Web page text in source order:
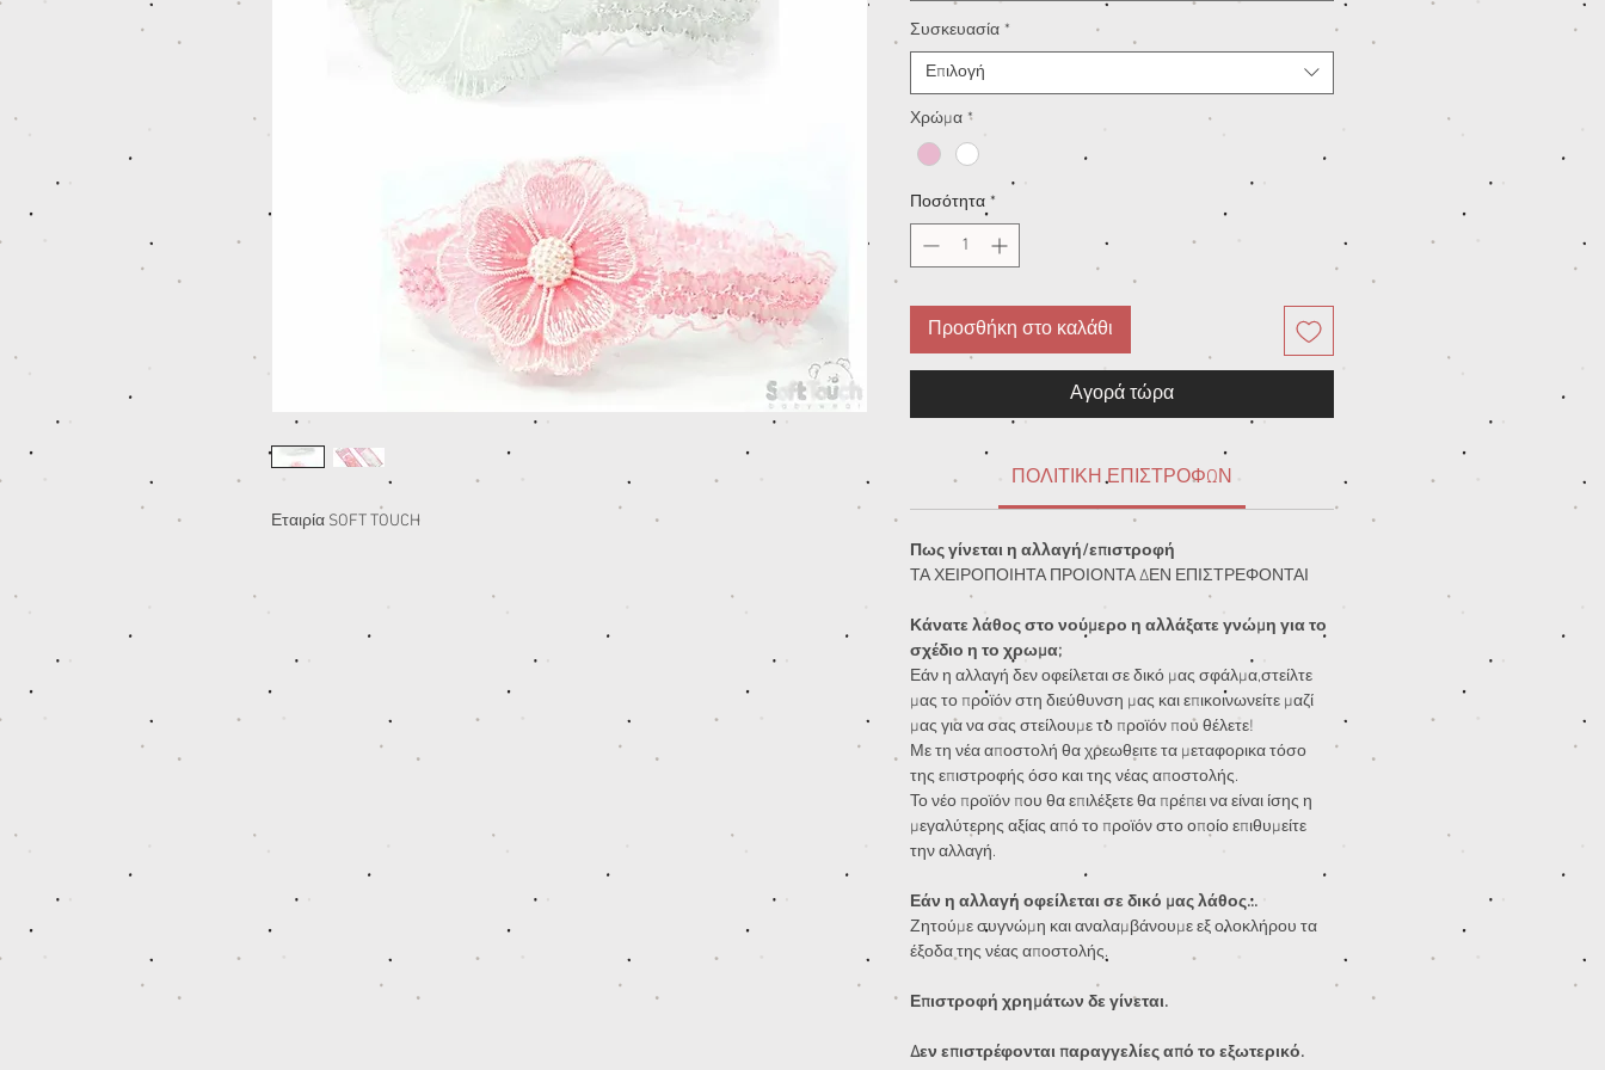
Εταιρία SOFT TOUCH
Συσκευασία *
Επιλογή
Χρώμα *
Ποσότητα *
Προσθήκη στο καλάθι
Αγορά τώρα
ΠΟΛΙΤΙΚΗ ΕΠΙΣΤΡΟΦΩΝ
Πως γίνεται η αλλαγή/επιστροφή
ΤΑ ΧΕΙΡΟΠΟΙΗΤΑ ΠΡΟΙΟΝΤΑ ΔΕΝ ΕΠΙΣΤΡΕΦΟΝΤΑΙ
Κάνατε λάθος στο νούμερο η αλλάξατε γνώμη για το
σχέδιο η το χρωμα;
Εάν η αλλαγή δεν οφείλεται σε δικό μας σφάλμα,στείλτε
μας το προϊόν στη διεύθυνση μας και επικοινωνείτε μαζί
μας για να σας στείλουμε το προϊόν που θέλετε!
Με τη νέα αποστολή θα χρεωθειτε τα μεταφορικα τόσο
της επιστροφής όσο και της νέας αποστολής.
Το νέο προϊόν που θα επιλέξετε θα πρέπει να είναι ίσης η
μεγαλύτερης αξίας από το προϊόν στο οποίο επιθυμείτε
την αλλαγή.
Εάν η αλλαγή οφείλεται σε δικό μας λάθος...
Ζητούμε συγνώμη και αναλαμβάνουμε εξ ολοκλήρου τα
έξοδα της νέας αποστολής.
Επιστροφή χρημάτων δε γίνεται.
Δεν επιστρέφονται παραγγελίες από το εξωτερικό.